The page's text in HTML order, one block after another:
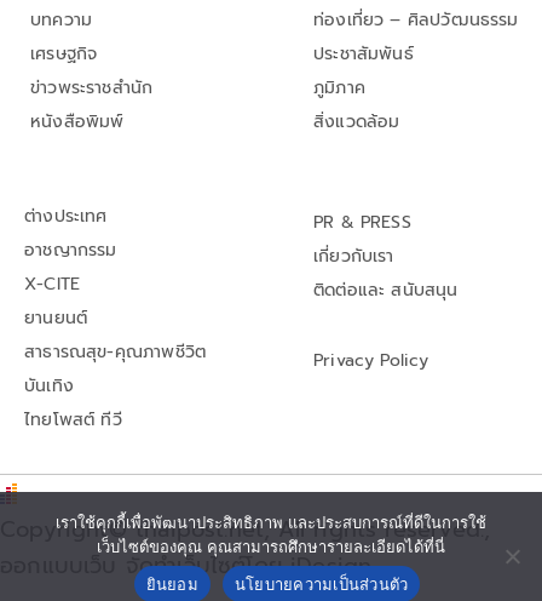
บทความ
เศรษฐกิจ
ข่าวพระราชสำนัก
หนังสือพิมพ์
ท่องเที่ยว – ศิลปวัฒนธรรม
ประชาสัมพันธ์
ภูมิภาค
สิ่งแวดล้อม
ต่างประเทศ
อาชญากรรม
X-CITE
ยานยนต์
สาธารณสุข-คุณภาพชีวิต
บันเทิง
ไทยโพสต์ ทีวี
PR & PRESS
เกี่ยวกับเรา
ติดต่อและ สนับสนุน
Privacy Policy
Copyright© thaipost.net, All rights reserved.,
ออกแบบเว็บ จัดทำเว็บไซต์โดย iDesign
เราใช้คุกกี้เพื่อพัฒนาประสิทธิภาพ และประสบการณ์ที่ดีในการใช้
เว็บไซต์ของคุณ คุณสามารถศึกษารายละเอียดได้ที่นี่
ยินยอม
นโยบายความเป็นส่วนตัว